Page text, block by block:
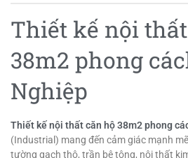
Thiết kế nội
38m2 phong
Nghiệp
Thiết kế nội thất căn hộ 38m2 phong
(Industrial) mang đến cảm giác mạnh
tường gạch thô, trần bê tông, nội thất